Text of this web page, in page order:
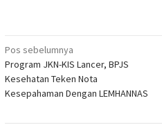
Navigasi
pos
Pos sebelumnya
Program JKN-KIS Lancer, BPJS
Kesehatan Teken Nota
Kesepahaman Dengan LEMHANNAS